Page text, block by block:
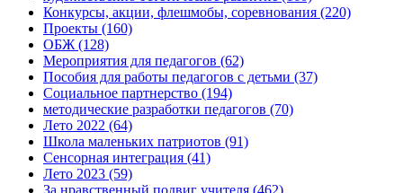
Конкурсы, акции, флешмобы, соревнования (220)
Проекты (160)
ОБЖ (128)
Мероприятия для педагогов (62)
Пособия для работы педагогов с детьми (37)
Социальное партнерство (194)
методические разработки педагогов (70)
Лето 2022 (64)
Школа маленьких патриотов (91)
Сенсорная интеграция (41)
Лето 2023 (59)
За нравственный подвиг учителя (462)